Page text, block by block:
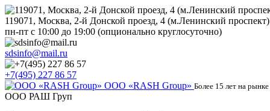
119071, Москва, 2-й Донской проезд, 4 (м.Ленинский проспект)
пн-пт с 10:00 до 19:00 (опционально круглосуточно)
sdsinfo@mail.ru
+7(495) 227 86 57
ООО «RASH Group» Более 15 лет на рынке
OOO РАШ Груп